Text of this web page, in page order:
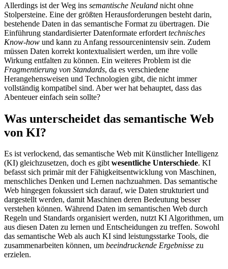
Allerdings ist der Weg ins semantische Neuland nicht ohne
Stolpersteine. Eine der größten Herausforderungen besteht darin,
bestehende Daten in das semantische Format zu übertragen. Die
Einführung standardisierter Datenformate erfordert technisches
Know-how und kann zu Anfang ressourcenintensiv sein. Zudem
müssen Daten korrekt kontextualisiert werden, um ihre volle
Wirkung entfalten zu können. Ein weiteres Problem ist die
Fragmentierung von Standards, da es verschiedene
Herangehensweisen und Technologien gibt, die nicht immer
vollständig kompatibel sind. Aber wer hat behauptet, dass das
Abenteuer einfach sein sollte?
Was unterscheidet das semantische Web
von KI?
Es ist verlockend, das semantische Web mit Künstlicher Intelligenz
(KI) gleichzusetzen, doch es gibtwesentliche Unterschiede. KI
befasst sich primär mit der Fähigkeitsentwicklung von Maschinen,
menschliches Denken und Lernen nachzuahmen. Das semantische
Web hingegen fokussiert sich darauf, wie Daten strukturiert und
dargestellt werden, damit Maschinen deren Bedeutung besser
verstehen können. Während Daten im semantischen Web durch
Regeln und Standards organisiert werden, nutzt KI Algorithmen, um
aus diesen Daten zu lernen und Entscheidungen zu treffen. Sowohl
das semantische Web als auch KI sind leistungsstarke Tools, die
zusammenarbeiten können, um beeindruckende Ergebnisse zu
erzielen.